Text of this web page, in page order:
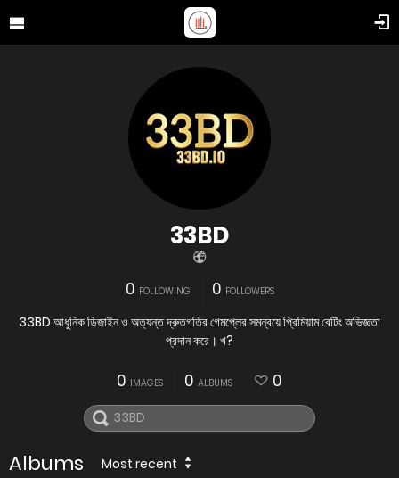
33BD
0 FOLLOWING 0 FOLLOWERS
33BD আধুনিক ডিজাইন ও অত্যন্ত দ্রুতগতির গেমপ্লের সমন্বয়ে প্রিমিয়াম বেটিং অভিজ্ঞতা
প্রদান করে। খ?
0 IMAGES 0 ALBUMS 0
Albums Most recent